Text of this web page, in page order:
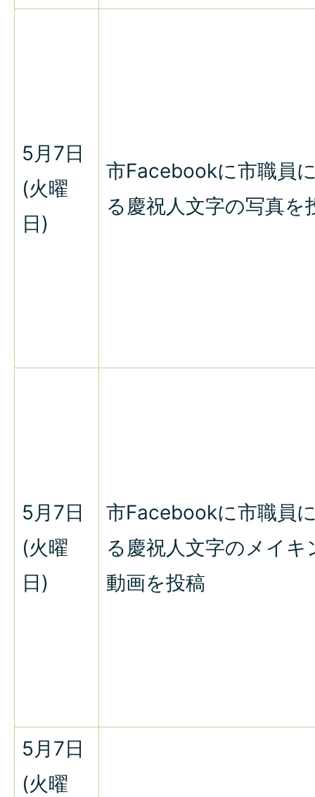
5月7日
(火曜
日)
市Facebookに市職員
る慶祝人文字の写真を
5月7日
(火曜
日)
市Facebookに市職員
る慶祝人文字のメイキ
動画を投稿
5月7日
(火曜